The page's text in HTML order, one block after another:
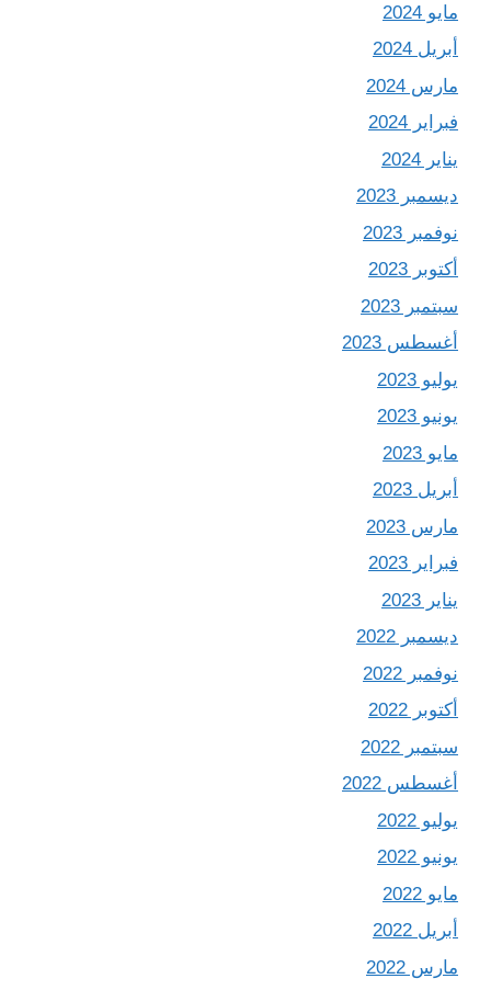
مايو 2024
أبريل 2024
مارس 2024
فبراير 2024
يناير 2024
ديسمبر 2023
نوفمبر 2023
أكتوبر 2023
سبتمبر 2023
أغسطس 2023
يوليو 2023
يونيو 2023
مايو 2023
أبريل 2023
مارس 2023
فبراير 2023
يناير 2023
ديسمبر 2022
نوفمبر 2022
أكتوبر 2022
سبتمبر 2022
أغسطس 2022
يوليو 2022
يونيو 2022
مايو 2022
أبريل 2022
مارس 2022